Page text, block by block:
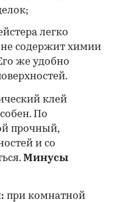
легко
не содержит химии
же удобно
клей
По
прочный,
и со
Минусы
при комнатной